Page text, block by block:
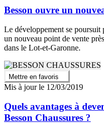
Besson ouvre un
Le développement se poursuit
un nouveau point de vente
dans le Lot-et-Garonne.
Mettre en favoris
Mis à jour le 12/03/2019
Quels avantages à
Besson Chaussures ?